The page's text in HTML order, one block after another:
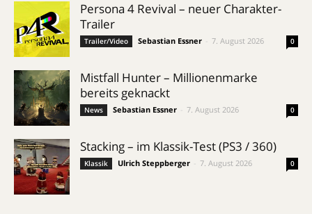
Persona 4 Revival – neuer Charakter-
Trailer
Trailer/Video Sebastian Essner 7. August 2026 0
Mistfall Hunter – Millionenmarke
bereits geknackt
News Sebastian Essner 7. August 2026 0
Stacking – im Klassik-Test (PS3 / 360)
Klassik Ulrich Steppberger 7. August 2026 0